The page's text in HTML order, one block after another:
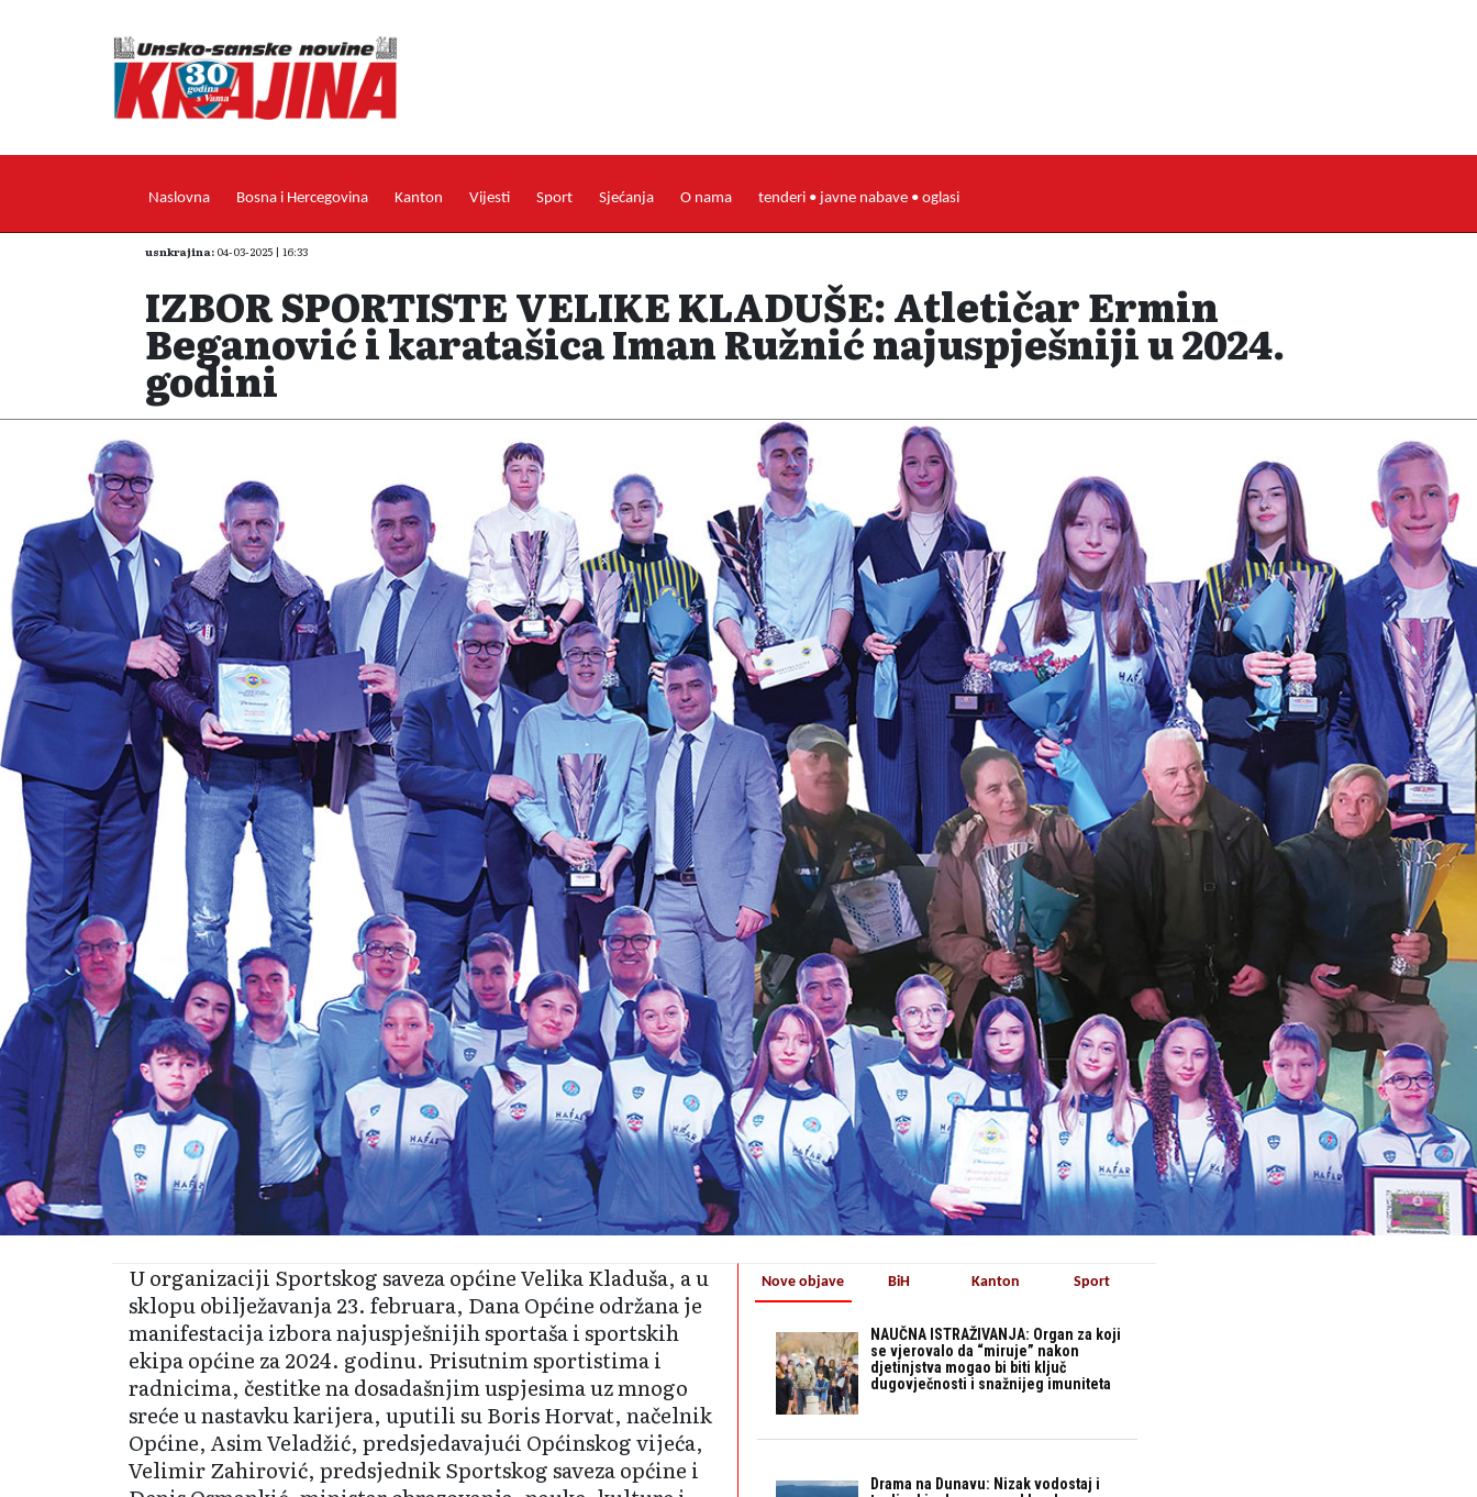
Naslovna Bosna i Hercegovina Kanton Vijesti Sport Sjećanja O nama tenderi • javne nabave • oglasi
usnkrajina: 04-03-2025 | 16:33
IZBOR SPORTISTE VELIKE KLADUŠE: Atletičar Ermin
Beganović i karatašica Iman Ružnić najuspješniji u 2024.
godini
U organizaciji Spo­rtskog saveza općine Velika Kladuša, a u
sklopu obilježavanja 23. fe­bru­ara, Dana Općine održa­na je
manifestacija izbora najuspješnijih sportaša i spo­rtskih
ekipa općine za 2024. godinu. Prisutnim sportistima i
radnicima, čestitke na dosadašnjim uspjesima uz mnogo
sreće u nastavku karijera, uputili su Boris Horvat, načelnik
Općine, Asim Vela­džić, predsjedavajući Opći­nskog vijeća,
Velimir Zahiro­vić, predsjednik Sportskog sa­veza općine i
Nove objave
NAUČNA ISTRAŽIVANJA: Organ za koji
se vjerovalo da “miruje” nakon
djetinjstva mogao bi biti ključ
dugovječnosti i snažnijeg imuniteta
Drama na Dunavu: Nizak vodostaj i
BiH Kanton Sport